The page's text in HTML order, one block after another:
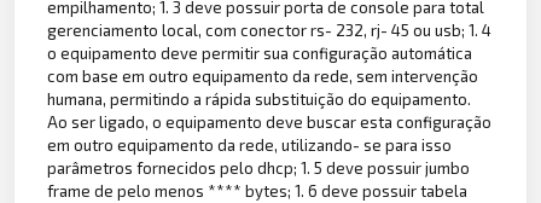
empilhamento; 1. 3 deve possuir porta de console para total
gerenciamento local, com conector rs- 232, rj- 45 ou usb; 1. 4
o equipamento deve permitir sua configuração automática
com base em outro equipamento da rede, sem intervenção
humana, permitindo a rápida substituição do equipamento.
Ao ser ligado, o equipamento deve buscar esta configuração
em outro equipamento da rede, utilizando- se para isso
parâmetros fornecidos pelo dhcp; 1. 5 deve possuir jumbo
frame de pelo menos **** bytes; 1. 6 deve possuir tabela